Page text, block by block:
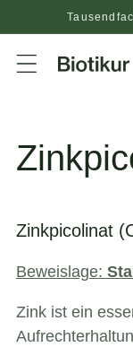
Zinkpicolinat
Beweislage:
Zink ist ein